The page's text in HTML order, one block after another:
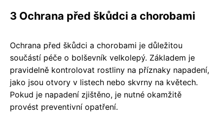
3 Ochrana před škůdci a chorobami
Ochrana před škůdci a chorobami je důležitou
součástí péče o bolševník velkolepý. Základem je
pravidelně kontrolovat rostliny na příznaky napadení,
jako jsou otvory v listech nebo skvrny na květech.
Pokud je napadení zjištěno, je nutné okamžitě
provést preventivní opatření.